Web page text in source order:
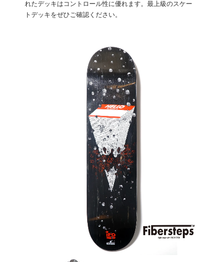
れたデッキはコントロール性に優れます。最上級のスケー
トデッキをぜひご確認ください。